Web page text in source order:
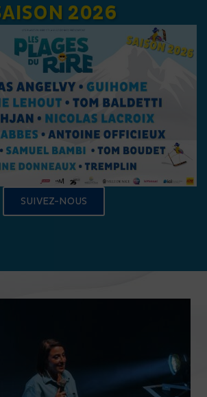
2026
SUIVEZ-NOUS